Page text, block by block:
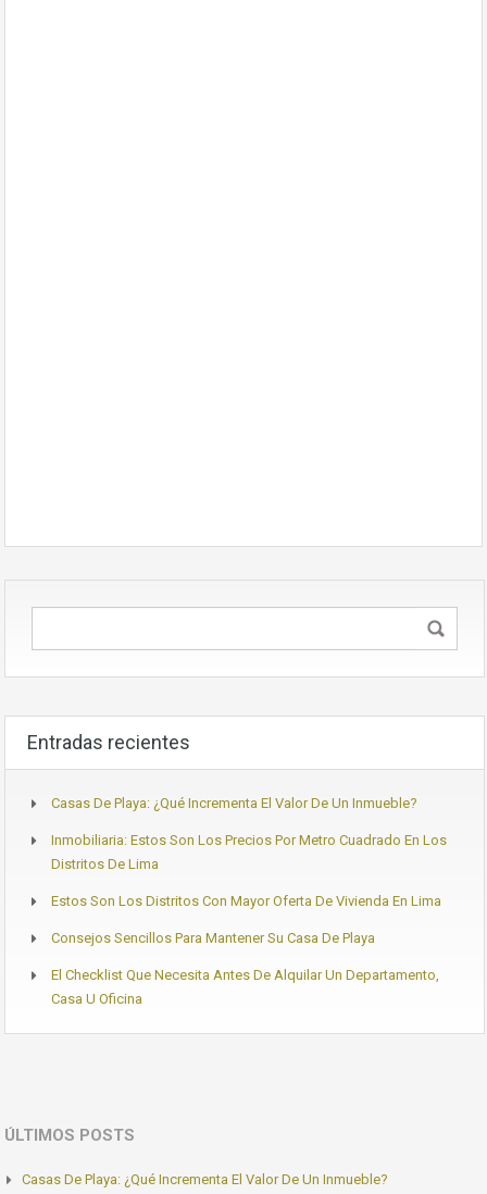
Entradas recientes
Casas De Playa: ¿Qué Incrementa El Valor De Un Inmueble?
Inmobiliaria: Estos Son Los Precios Por Metro Cuadrado En Los
Distritos De Lima
Estos Son Los Distritos Con Mayor Oferta De Vivienda En Lima
Consejos Sencillos Para Mantener Su Casa De Playa
El Checklist Que Necesita Antes De Alquilar Un Departamento,
Casa U Oficina
ÚLTIMOS POSTS
Casas De Playa: ¿Qué Incrementa El Valor De Un Inmueble?